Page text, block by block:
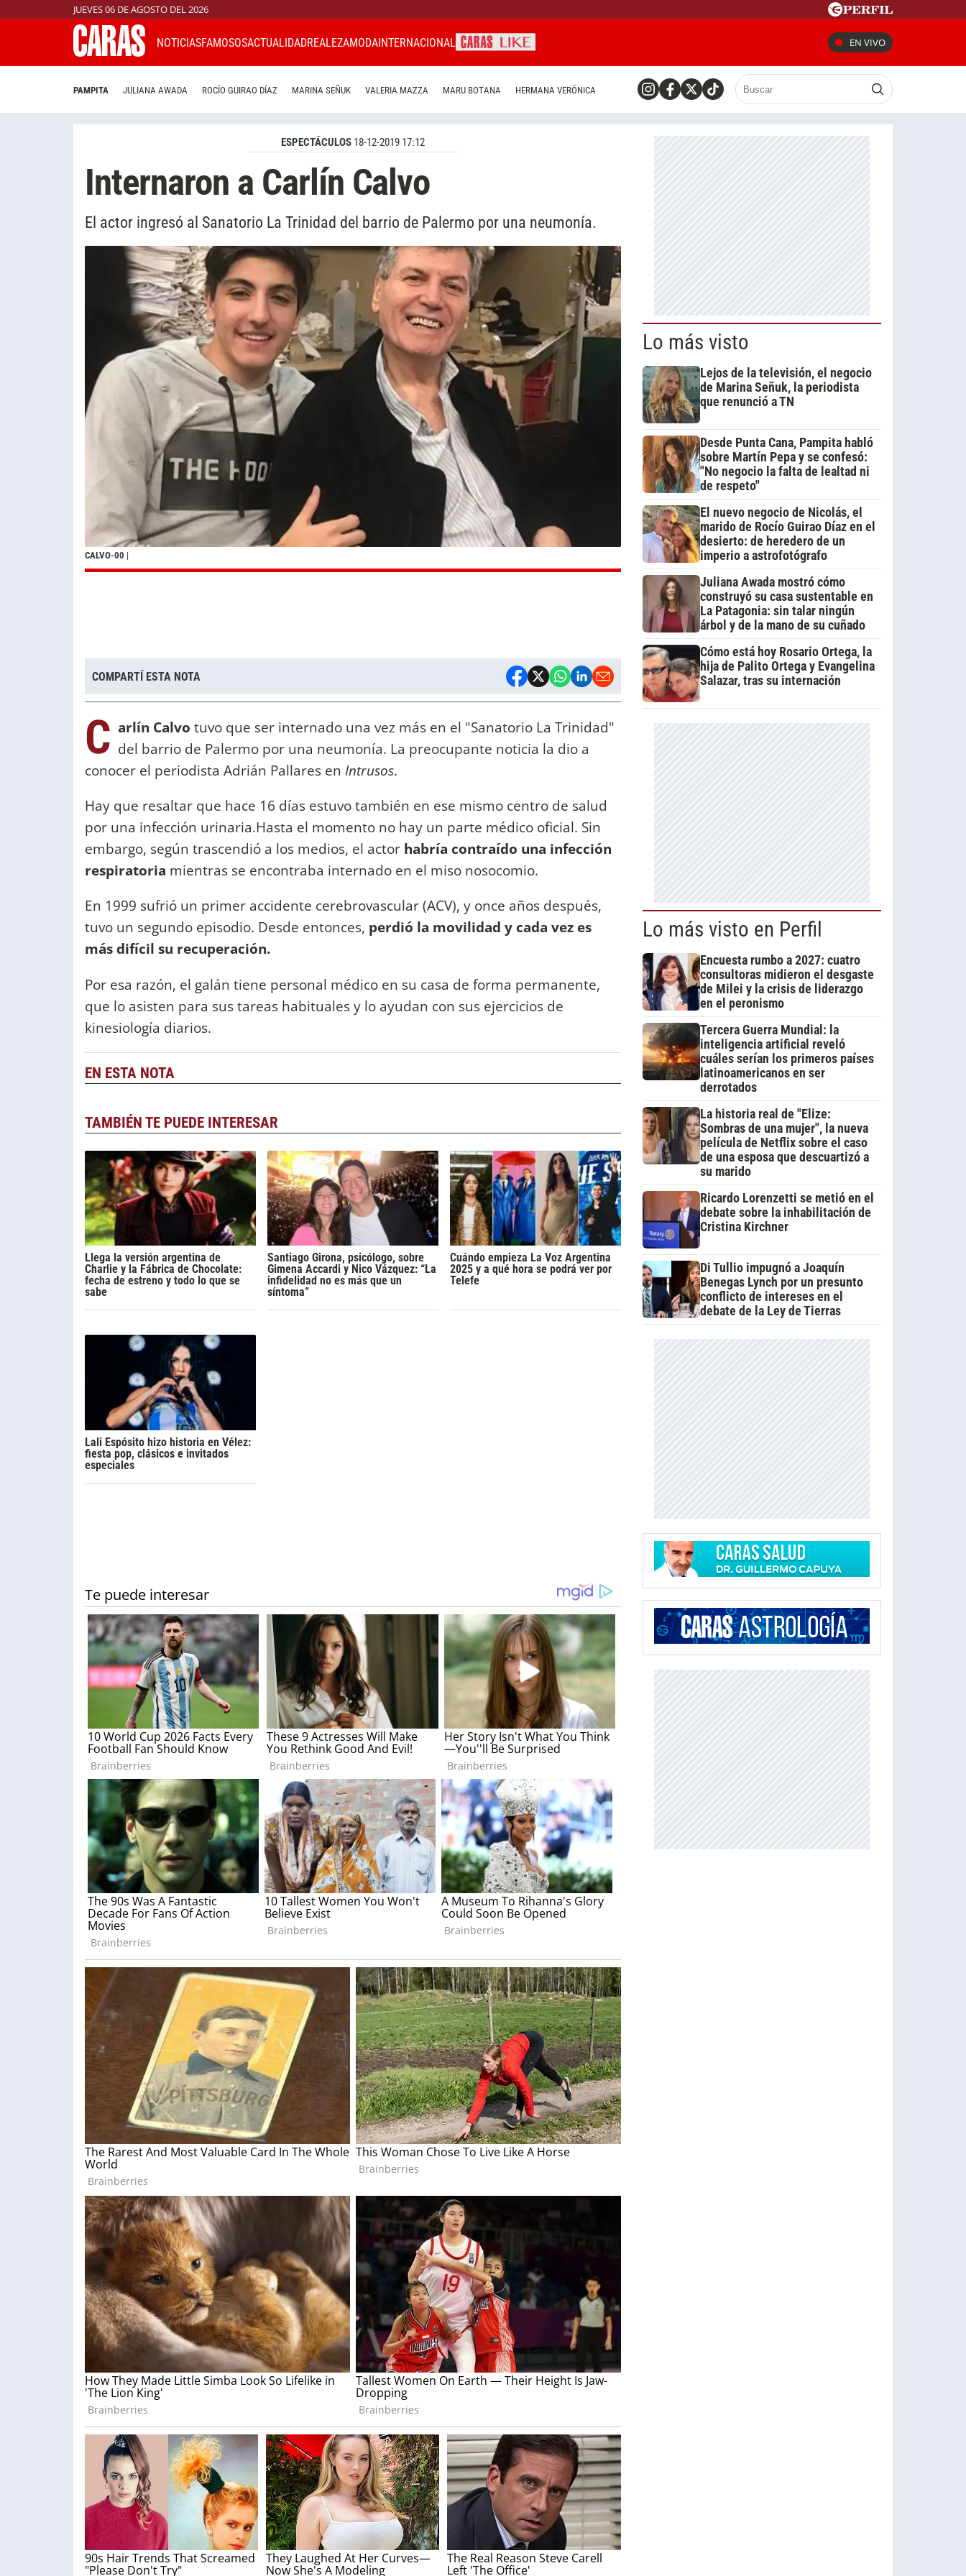
JUEVES 06 DE AGOSTO DEL 2026
NOTICIASFAMOSOSACTUALIDADREALEZAMODAINTERNACIONAL EN VIVO
PAMPITA JULIANA AWADA ROCÍO GUIRAO DÍAZ MARINA SEÑUK VALERIA MAZZA MARU BOTANA HERMANA VERÓNICA
ESPECTÁCULOS 18-12-2019 17:12
Internaron a Carlín Calvo
El actor ingresó al Sanatorio La Trinidad del barrio de Palermo por una neumonía.
CALVO-00 |
COMPARTÍ ESTA NOTA
C arlín Calvo tuvo que ser internado una vez más en el "Sanatorio La Trinidad"
del barrio de Palermo por una neumonía. La preocupante noticia la dio a
conocer el periodista Adrián Pallares en Intrusos.
Hay que resaltar que hace 16 días estuvo también en ese mismo centro de salud
por una infección urinaria.Hasta el momento no hay un parte médico oficial. Sin
embargo, según trascendió a los medios, el actor habría contraído una infección
respiratoria mientras se encontraba internado en el miso nosocomio.
En 1999 sufrió un primer accidente cerebrovascular (ACV), y once años después,
tuvo un segundo episodio. Desde entonces, perdió la movilidad y cada vez es
más difícil su recuperación.
Por esa razón, el galán tiene personal médico en su casa de forma permanente,
que lo asisten para sus tareas habituales y lo ayudan con sus ejercicios de
kinesiología diarios.
EN ESTA NOTA
TAMBIÉN TE PUEDE INTERESAR
Llega la versión argentina de
Charlie y la Fábrica de Chocolate:
fecha de estreno y todo lo que se
sabe
Santiago Girona, psicólogo, sobre
Gimena Accardi y Nico Vázquez: “La
infidelidad no es más que un
síntoma”
Cuándo empieza La Voz Argentina
2025 y a qué hora se podrá ver por
Telefe
Lali Espósito hizo historia en Vélez:
fiesta pop, clásicos e invitados
especiales
Lo más visto
Lejos de la televisión, el negocio
de Marina Señuk, la periodista
que renunció a TN
Desde Punta Cana, Pampita habló
sobre Martín Pepa y se confesó:
"No negocio la falta de lealtad ni
de respeto"
El nuevo negocio de Nicolás, el
marido de Rocío Guirao Díaz en el
desierto: de heredero de un
imperio a astrofotógrafo
Juliana Awada mostró cómo
construyó su casa sustentable en
La Patagonia: sin talar ningún
árbol y de la mano de su cuñado
Cómo está hoy Rosario Ortega, la
hija de Palito Ortega y Evangelina
Salazar, tras su internación
Lo más visto en Perfil
Encuesta rumbo a 2027: cuatro
consultoras midieron el desgaste
de Milei y la crisis de liderazgo
en el peronismo
Tercera Guerra Mundial: la
inteligencia artificial reveló
cuáles serían los primeros países
latinoamericanos en ser
derrotados
La historia real de "Elize:
Sombras de una mujer", la nueva
película de Netflix sobre el caso
de una esposa que descuartizó a
su marido
Ricardo Lorenzetti se metió en el
debate sobre la inhabilitación de
Cristina Kirchner
Di Tullio impugnó a Joaquín
Benegas Lynch por un presunto
conflicto de intereses en el
debate de la Ley de Tierras